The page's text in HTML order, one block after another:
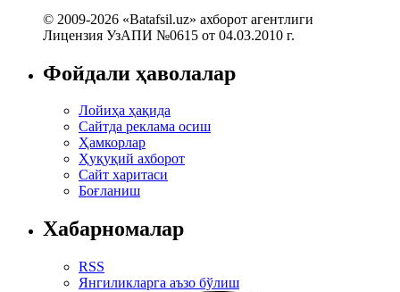
© 2009-2026 «Batafsil.uz» ахборот агентлиги
Лицензия УзАПИ №0615 от 04.03.2010 г.
Фойдали ҳаволалар
Лойиҳа ҳақида
Сайтда реклама осиш
Ҳамкорлар
Ҳуқуқий ахборот
Сайт харитаси
Боғланиш
Хабарномалар
RSS
Янгиликларга аъзо бўлиш